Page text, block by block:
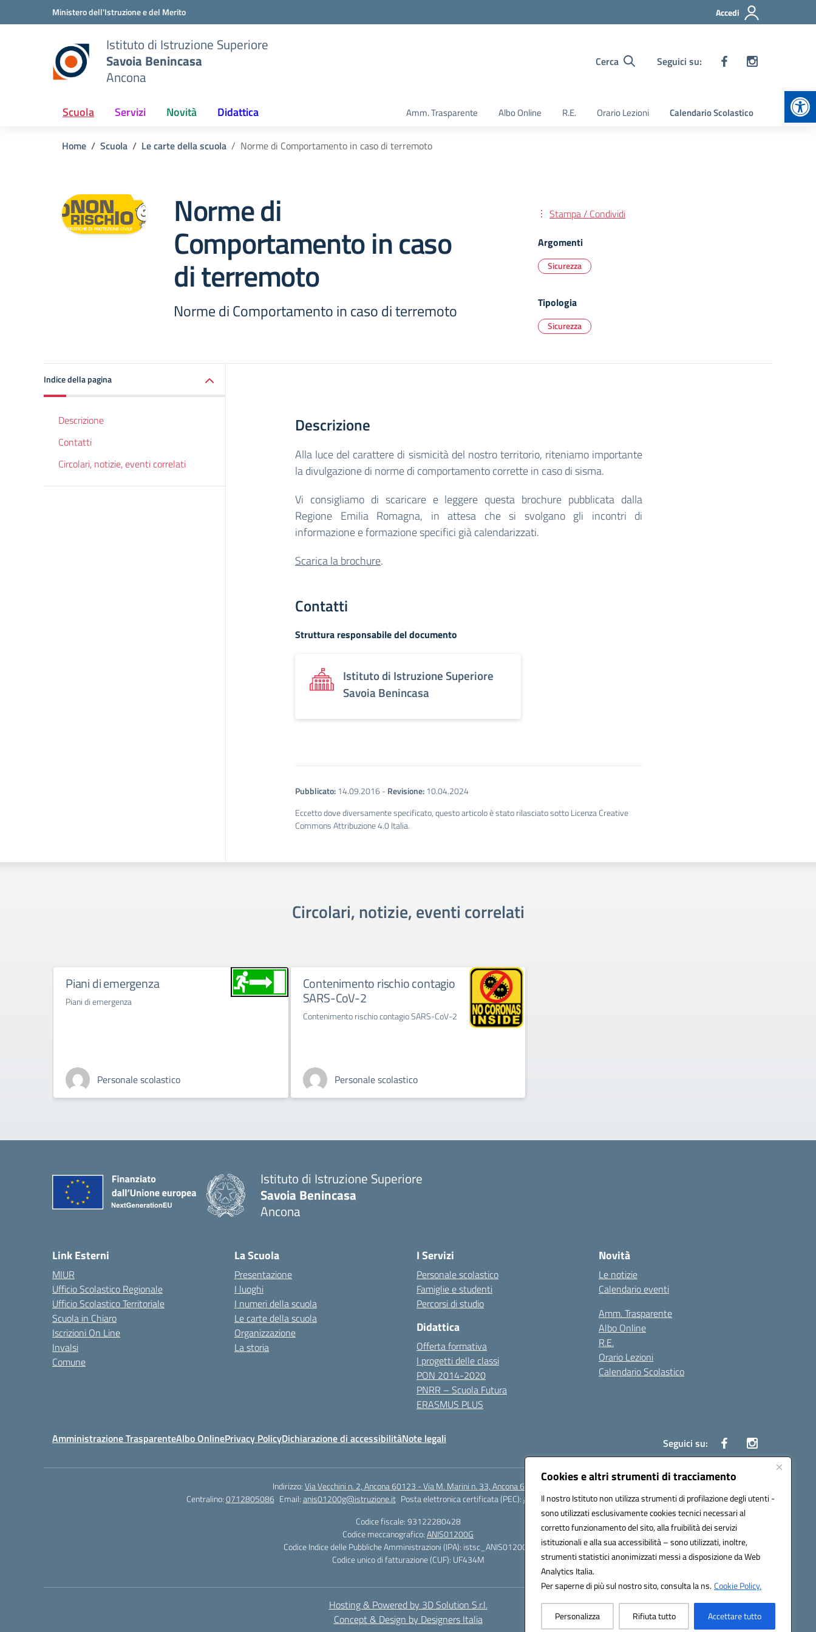
Cookies e altri strumenti di tracciamento
Il nostro Istituto non utilizza strumenti di profilazione degli utenti -
sono utilizzati esclusivamente cookies tecnici necessari al
corretto funzionamento del sito, alla fruibilità dei servizi
istituzionali e alla sua accessibilità – sono utilizzati, inoltre,
strumenti statistici anonimizzati messi a disposizione da Web
Analytics Italia.
Per saperne di più sul nostro sito, consulta la ns.Cookie Policy.
Personalizza Rifiuta tutto Accettare tutto
Vai ai contenuti
Vai al menu di navigazioneMinistero dell'Istruzione e del Merito Accedi
Istituto di Istruzione Superiore
Savoia Benincasa
Ancona
Cerca Seguici su:
Scuola Servizi Novità Didattica Amm. Trasparente Albo Online R.E. Orario Lezioni Calendario Scolastico
Home Scuola Le carte della scuola Norme di Comportamento in caso di terremoto
Norme di
Comportamento in caso
di terremoto
Norme di Comportamento in caso di terremoto
Stampa / Condividi
Argomenti
Sicurezza
Tipologia
Sicurezza
Indice della pagina
Descrizione
Contatti
Circolari, notizie, eventi correlati
Descrizione
Alla luce del carattere di sismicità del nostro territorio, riteniamo importante
la divulgazione di norme di comportamento corrette in caso di sisma.
Vi consigliamo di scaricare e leggere questa brochure pubblicata dalla
Regione Emilia Romagna, in attesa che si svolgano gli incontri di
informazione e formazione specifici già calendarizzati.
Scarica la brochure.
Contatti
Struttura responsabile del documento
Istituto di Istruzione Superiore
Savoia Benincasa
Pubblicato:14.09.2016 -Revisione:10.04.2024
Eccetto dove diversamente specificato, questo articolo è stato rilasciato sotto Licenza Creative
Commons Attribuzione 4.0 Italia.
Circolari, notizie, eventi correlati
Piani di emergenza
Piani di emergenza
Personale scolastico
Contenimento rischio contagio
SARS-CoV-2
Contenimento rischio contagio SARS-CoV-2
Personale scolastico
Istituto di Istruzione Superiore
Savoia Benincasa
Ancona
Link Esterni
MIUR
Ufficio Scolastico Regionale
Ufficio Scolastico Territoriale
Scuola in Chiaro
Iscrizioni On Line
Invalsi
Comune
La Scuola
Presentazione
I luoghi
I numeri della scuola
Le carte della scuola
Organizzazione
La storia
I Servizi
Personale scolastico
Famiglie e studenti
Percorsi di studio
Didattica
Offerta formativa
I progetti delle classi
PON 2014-2020
PNRR – Scuola Futura
ERASMUS PLUS
Novità
Le notizie
Calendario eventi
Amm. Trasparente
Albo Online
R.E.
Orario Lezioni
Calendario Scolastico
Amministrazione TrasparenteAlbo OnlinePrivacy PolicyDichiarazione di accessibilitàNote legali Seguici su:
Indirizzo:Via Vecchini n. 2, Ancona 60123 - Via M. Marini n. 33, Ancona 60129
Centralino:0712805086 Email:anis01200g@istruzione.it Posta elettronica certificata (PEC):anis01200g@pec.istruzione.it
Codice fiscale: 93122280428
Codice meccanografico:ANIS01200G
Codice Indice delle Pubbliche Amministrazioni (IPA): istsc_ANIS01200G
Codice unico di fatturazione (CUF): UF434M
Hosting & Powered by 3D Solution S.r.l.
Concept & Design by Designers Italia